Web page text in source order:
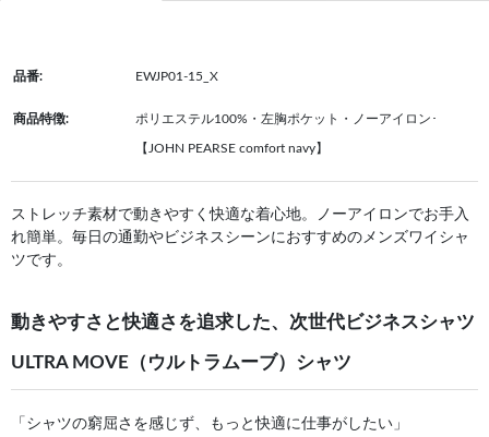
品番: EWJP01-15_X
商品特徴: ポリエステル100%・左胸ポケット・ノーアイロン･
【JOHN PEARSE comfort navy】
ストレッチ素材で動きやすく快適な着心地。ノーアイロンでお手入
れ簡単。毎日の通勤やビジネスシーンにおすすめのメンズワイシャ
ツです。
動きやすさと快適さを追求した、次世代ビジネスシャツ
ULTRA MOVE（ウルトラムーブ）シャツ
「シャツの窮屈さを感じず、もっと快適に仕事がしたい」